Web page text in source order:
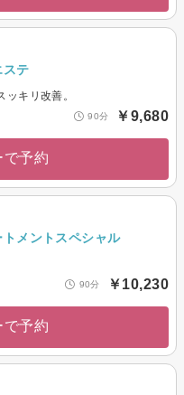
ステ
キリ改善。
90分 ￥9,680
で予約
メントスペシャル
90分 ￥10,230
で予約